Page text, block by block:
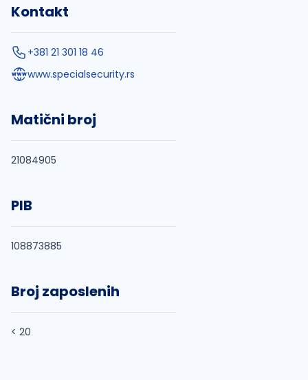
Kontakt
+381 21 301 18 46
www.specialsecurity.rs
Matični broj
21084905
PIB
108873885
Broj zaposlenih
< 20